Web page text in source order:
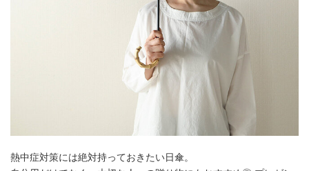
熱中症対策には絶対持っておきたい日傘。